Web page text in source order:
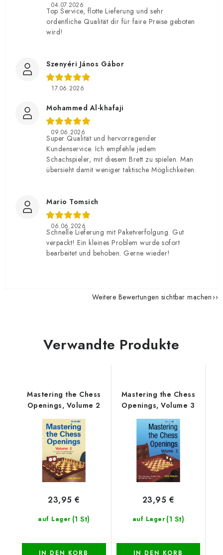
04.07.2026
Top Service, flotte Lieferung und sehr
ordentliche Qualität dir für faire Preise geboten
wird!
Szenyéri János Gábor
17.06.2026
Mohammed Al-khafaji
09.06.2026
Super Qualität und hervorragender
Kundenservice. Ich empfehle jedem
Schachspieler, mit diesem Brett zu spielen. Man
übersieht damit weniger taktische Möglichkeiten.
Mario Tomsich
06.06.2026
Schnelle Lieferung mit Paketverfolgung. Gut
verpackt! Ein kleines Problem wurde sofort
bearbeitet und behoben. Gerne wieder!
Weitere Bewertungen sichtbar machen
Verwandte Produkte
Mastering the Chess
Openings, Volume 2
auf Lager (1 St)
23,95 €
IN DEN KORB
Mastering the Chess
Openings, Volume 3
auf Lager (1 St)
23,95 €
IN DEN KORB